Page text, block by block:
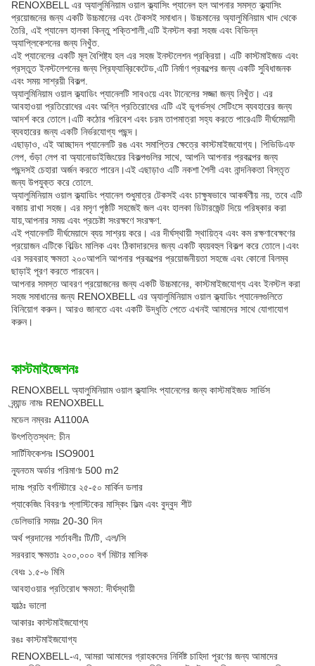
RENOXBELL এর অ্যালুমিনিয়াম ওয়াল ক্ল্যাসিং প্যানেল হল আপনার সমস্ত ক্ল্যাসিং
প্রয়োজনের জন্য একটি উচ্চমানের এবং টেকসই সমাধান। উচ্চমানের অ্যালুমিনিয়াম খাদ থেকে
তৈরি, এই প্যানেল হালকা কিন্তু শক্তিশালী,এটি ইনস্টল করা সহজ এবং বিভিন্ন
অ্যাপ্লিকেশনের জন্য নিখুঁত.
এই প্যানেলের একটি মূল বৈশিষ্ট্য হল এর সহজ ইনস্টলেশন প্রক্রিয়া। এটি কাস্টমাইজড এবং
প্রস্তুত ইনস্টলেশনের জন্য প্রিফ্যাব্রিকেটেড,এটি নির্মাণ প্রকল্পের জন্য একটি সুবিধাজনক
এবং সময় সাশ্রয়ী বিকল্প.
অ্যালুমিনিয়াম ওয়াল ক্ল্যাডিং প্যানেলটি সাবওয়ে এবং টানেলের সজ্জা জন্য নিখুঁত। এর
আবহাওয়া প্রতিরোধের এবং অগ্নি প্রতিরোধের এটি এই ভূগর্ভস্থ সেটিংসে ব্যবহারের জন্য
আদর্শ করে তোলে।এটি কঠোর পরিবেশ এবং চরম তাপমাত্রা সহ্য করতে পারেএটি দীর্ঘমেয়াদী
ব্যবহারের জন্য একটি নির্ভরযোগ্য পছন্দ।
এছাড়াও, এই আচ্ছাদন প্যানেলটি রঙ এবং সমাপ্তির ক্ষেত্রে কাস্টমাইজযোগ্য। পিভিডিএফ
লেপ, গুঁড়া লেপ বা অ্যানোডাইজিংয়ের বিকল্পগুলির সাথে, আপনি আপনার প্রকল্পের জন্য
পছন্দসই চেহারা অর্জন করতে পারেন।এই এছাড়াও এটি নকশা শৈলী এবং নান্দনিকতা বিস্তৃত
জন্য উপযুক্ত করে তোলে.
অ্যালুমিনিয়াম ওয়াল ক্ল্যাডিং প্যানেল শুধুমাত্র টেকসই এবং চাক্ষুষভাবে আকর্ষণীয় নয়, তবে এটি
বজায় রাখা সহজ। এর মসৃণ পৃষ্ঠটি সহজেই জল এবং হালকা ডিটারজেন্ট দিয়ে পরিষ্কার করা
যায়,আপনার সময় এবং প্রচেষ্টা সংরক্ষণে সংরক্ষণ.
এই প্যানেলটি দীর্ঘমেয়াদে ব্যয় সাশ্রয় করে। এর দীর্ঘস্থায়ী স্থায়িত্ব এবং কম রক্ষণাবেক্ষণের
প্রয়োজন এটিকে বিল্ডিং মালিক এবং ঠিকাদারদের জন্য একটি ব্যয়বহুল বিকল্প করে তোলে।এবং
এর সরবরাহ ক্ষমতা ২০০আপনি আপনার প্রকল্পের প্রয়োজনীয়তা সহজে এবং কোনো বিলম্ব
ছাড়াই পূরণ করতে পারবেন।
আপনার সমস্ত আবরণ প্রয়োজনের জন্য একটি উচ্চমানের, কাস্টমাইজযোগ্য এবং ইনস্টল করা
সহজ সমাধানের জন্য RENOXBELL এর অ্যালুমিনিয়াম ওয়াল ক্ল্যাডিং প্যানেলগুলিতে
বিনিয়োগ করুন। আরও জানতে এবং একটি উদ্ধৃতি পেতে এখনই আমাদের সাথে যোগাযোগ
করুন।
কাস্টমাইজেশনঃ
RENOXBELL অ্যালুমিনিয়াম ওয়াল ক্ল্যাসিং প্যানেলের জন্য কাস্টমাইজড সার্ভিস
ব্র্যান্ড নামঃ RENOXBELL
মডেল নম্বরঃ A1100A
উৎপত্তিস্থল: চীন
সার্টিফিকেশনঃ ISO9001
ন্যূনতম অর্ডার পরিমাণঃ 500 m2
দামঃ প্রতি বর্গমিটারে ২৫-৫০ মার্কিন ডলার
প্যাকেজিং বিবরণঃ প্লাস্টিকের মাস্কিং ফিল্ম এবং বুদ্বুদ শীট
ডেলিভারি সময়ঃ 20-30 দিন
অর্থ প্রদানের শর্তাবলীঃ টি/টি, এল/সি
সরবরাহ ক্ষমতাঃ ২০০,০০০ বর্গ মিটার মাসিক
বেধঃ ১.৫-৬ মিমি
আবহাওয়ার প্রতিরোধ ক্ষমতা: দীর্ঘস্থায়ী
ফাল্ঠঃ ভালো
আকারঃ কাস্টমাইজযোগ্য
রঙঃ কাস্টমাইজযোগ্য
RENOXBELL-এ, আমরা আমাদের গ্রাহকদের নির্দিষ্ট চাহিদা পূরণের জন্য আমাদের